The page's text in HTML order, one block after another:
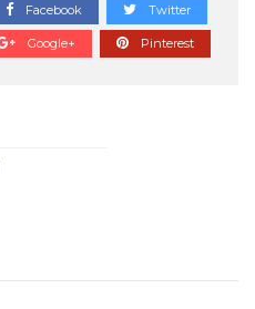
Facebook Twitter
Google+ Pinterest